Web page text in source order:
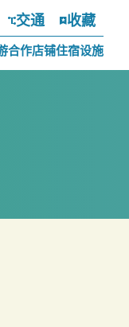
交通 收藏
合作店铺住宿设施